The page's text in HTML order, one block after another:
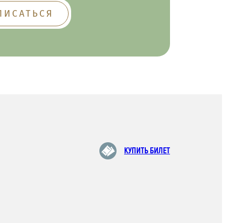
КУПИТЬ БИЛЕТ